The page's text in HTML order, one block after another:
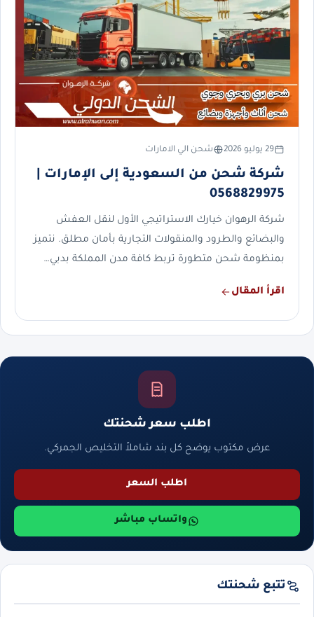
29 يوليو 2026 شحن الي الامارات
شركة شحن من السعودية إلى الإمارات |
0568829975
شركة الرهوان خيارك الاستراتيجي الأول لنقل العفش
والبضائع والطرود والمنقولات التجارية بأمان مطلق. نتميز
بمنظومة شحن متطورة تربط كافة مدن المملكة بدبي…
اقرأ المقال
اطلب سعر شحنتك
عرض مكتوب يوضح كل بند شاملاً التخليص الجمركي.
اطلب السعر
واتساب مباشر
تتبع شحنتك